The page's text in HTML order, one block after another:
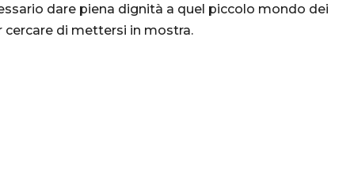
dare piena dignità a quel piccolo mondo dei
cercare di mettersi in mostra.